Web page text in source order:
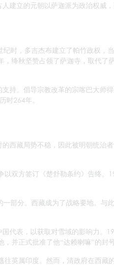
建立的元朝以萨迦派为政治权威
时，多吉杰布建立了帕竹政权，
绛秋坚赞占领了萨迦寺，取代了
持。倡导宗教改革的宗喀巴大师
时264年。
西藏局势不稳，因此被明朝统治
双方签订《楚舒勒条约》告终。
部分。西藏成为了战略要地。与
代表，以获取对雪域的影响力。
并正式批准了他“达赖喇嘛”的封号
英属印度。然而，清政府在西藏